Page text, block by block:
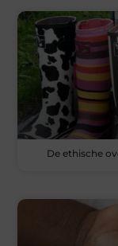
De ethische